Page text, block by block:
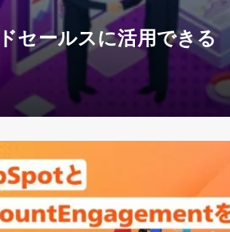
セールスに活用できる